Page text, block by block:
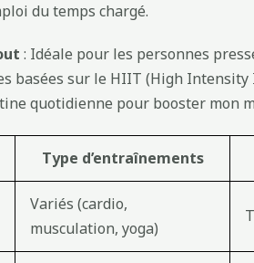
du temps chargé.
: Idéale pour les personnes
basées sur le HIIT (High Intensity
quotidienne pour booster mon
Type d’entraînements
Variés (cardio,
musculation, yoga)